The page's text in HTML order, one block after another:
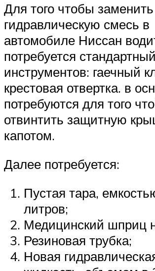
Для того чтобы заменить
гидравлическую смесь в
автомобиле Ниссан
потребуется
инструментов: гаечный
крестовая отвертка. в
потребуются для того
отвинтить защитную
капотом.
Далее потребуется:
Пустая тара,
литров;
Медицинский шприц
Резиновая трубка;
Новая